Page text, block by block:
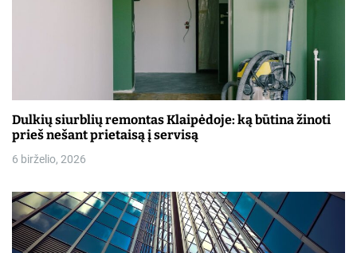
Dulkių siurblių remontas Klaipėdoje: ką būtina žinoti
prieš nešant prietaisą į servisą
6 birželio, 2026